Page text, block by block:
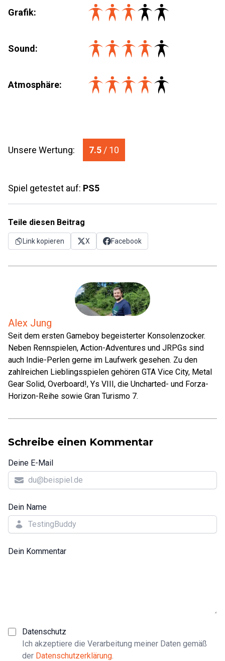
Grafik:
Sound:
Atmosphäre:
Unsere Wertung: 7.5 / 10
Spiel getestet auf: PS5
Teile diesen Beitrag
Link kopieren X Facebook
Alex Jung
Seit dem ersten Gameboy begeisterter Konsolenzocker.
Neben Rennspielen, Action-Adventures und JRPGs sind
auch Indie-Perlen gerne im Laufwerk gesehen. Zu den
zahlreichen Lieblingsspielen gehören GTA Vice City, Metal
Gear Solid, Overboard!, Ys VIII, die Uncharted- und Forza-
Horizon-Reihe sowie Gran Turismo 7.
Schreibe einen Kommentar
Deine E-Mail
Dein Name
Dein Kommentar
Datenschutz
Ich akzeptiere die Verarbeitung meiner Daten gemäß
der Datenschutzerklärung.